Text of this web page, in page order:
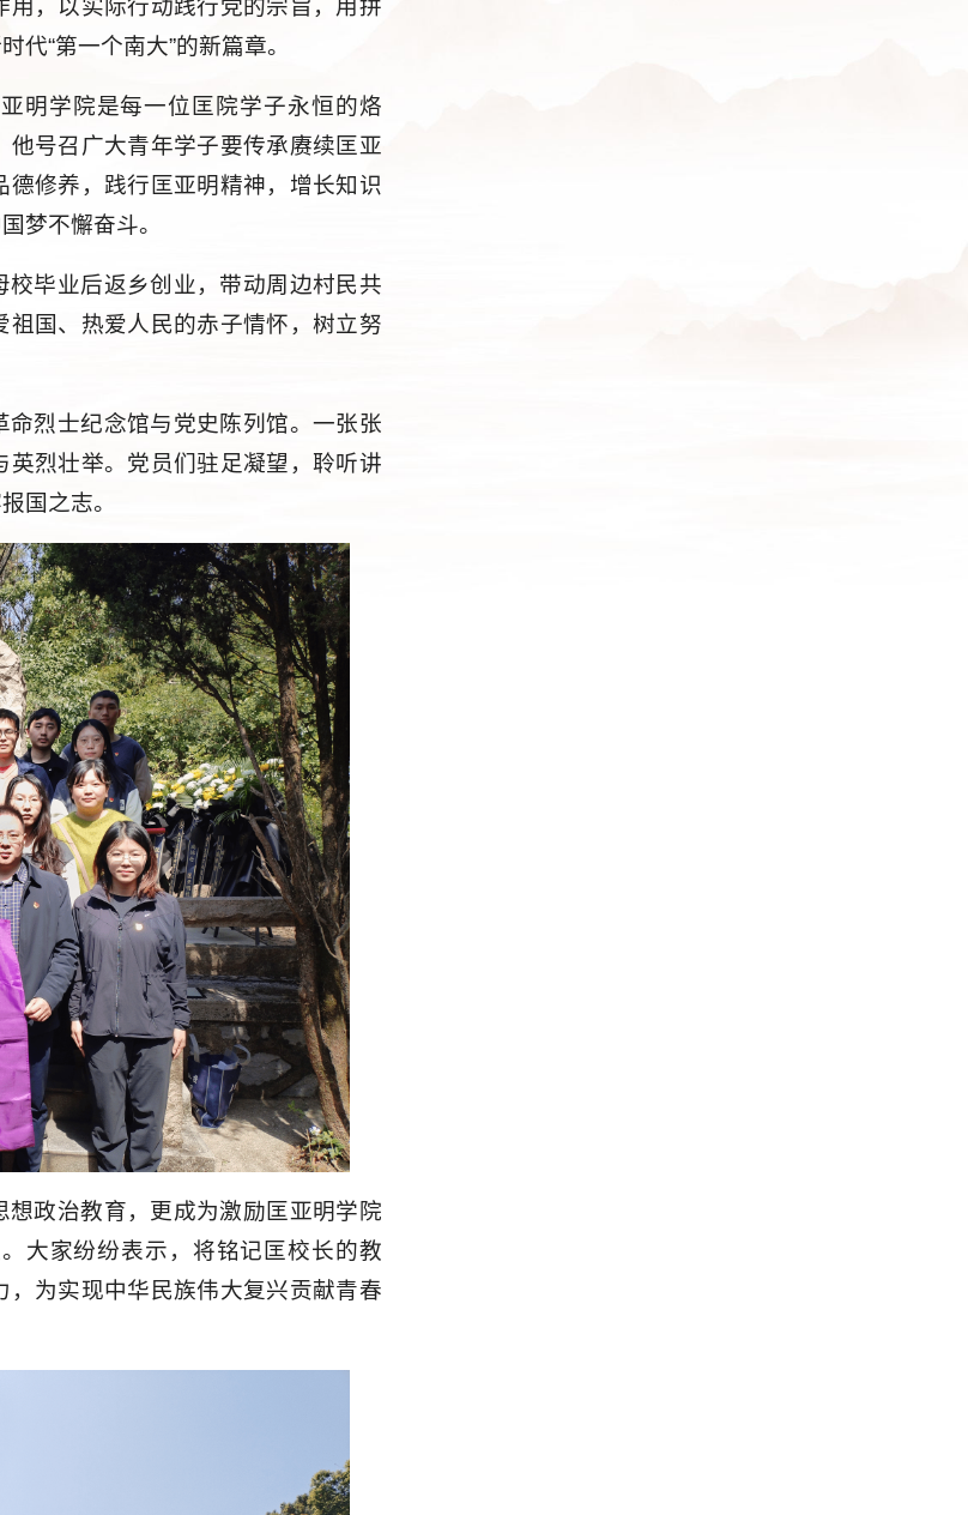
，以实际行动践行党的宗旨，用拼
“第一个南大”的新篇章。
明学院是每一位匡院学子永恒的烙
号召广大青年学子要传承赓续匡亚
修养，践行匡亚明精神，增长知识
梦不懈奋斗。
毕业后返乡创业，带动周边村民共
国、热爱人民的赤子情怀，树立努
烈士纪念馆与党史陈列馆。一张张
烈壮举。党员们驻足凝望，聆听讲
国之志。
政治教育，更成为激励匡亚明学院
大家纷纷表示，将铭记匡校长的教
为实现中华民族伟大复兴贡献青春